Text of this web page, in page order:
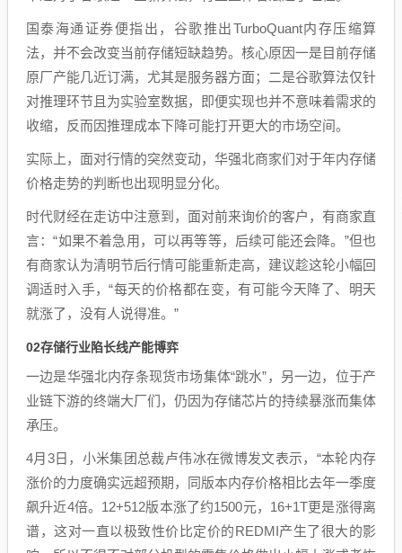
国泰海通证券便指出，谷歌推出TurboQuant内存压缩算
法，并不会改变当前存储短缺趋势。核心原因一是目前存储
原厂产能几近订满，尤其是服务器方面；二是谷歌算法仅针
对推理环节且为实验室数据，即便实现也并不意味着需求的
收缩，反而因推理成本下降可能打开更大的市场空间。
实际上，面对行情的突然变动，华强北商家们对于年内存储
价格走势的判断也出现明显分化。
时代财经在走访中注意到，面对前来询价的客户，有商家直
言：“如果不着急用，可以再等等，后续可能还会降。”但也
有商家认为清明节后行情可能重新走高，建议趁这轮小幅回
调适时入手，“每天的价格都在变，有可能今天降了、明天
就涨了，没有人说得准。”
02存储行业陷长线产能博弈
一边是华强北内存条现货市场集体“跳水”，另一边，位于产
业链下游的终端大厂们，仍因为存储芯片的持续暴涨而集体
承压。
4月3日，小米集团总裁卢伟冰在微博发文表示，“本轮内存
涨价的力度确实远超预期，同版本内存价格相比去年一季度
飙升近4倍。12+512版本涨了约1500元，16+1T更是涨得离
谱，这对一直以极致性价比定价的REDMI产生了很大的影